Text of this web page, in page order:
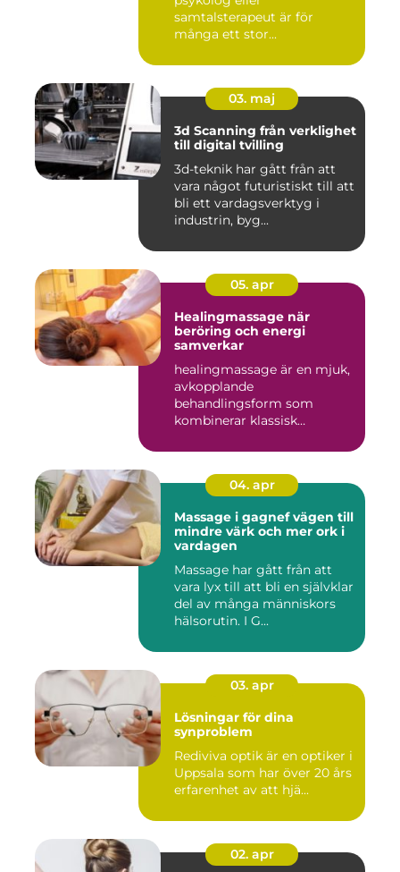
samtalsterapeut är för
många ett stor...
03. maj
3d Scanning från verklighet
till digital tvilling
3d-teknik har gått från att
vara något futuristiskt till att
bli ett vardagsverktyg i
industrin, byg...
05. apr
Healingmassage när
beröring och energi
samverkar
healingmassage är en mjuk,
avkopplande
behandlingsform som
kombinerar klassisk
04. apr
Massage i gagnef vägen till
mindre värk och mer ork i
vardagen
Massage har gått från att
vara lyx till att bli en självklar
del av många människors
hälsorutin. I G...
03. apr
Lösningar för dina
synproblem
Rediviva optik är en optiker i
Uppsala som har över 20 års
erfarenhet av att hjä...
02. apr